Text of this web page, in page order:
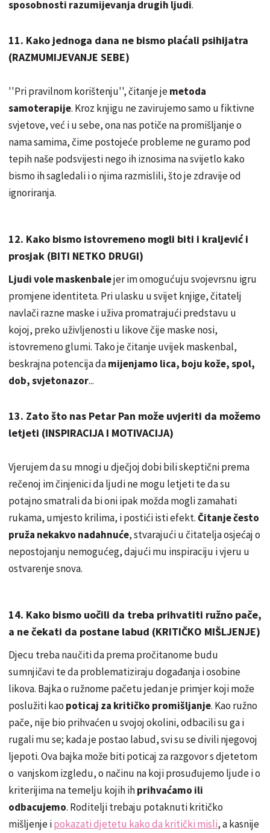
sposobnosti razumijevanja drugih ljudi.
11. Kako jednoga dana ne bismo plaćali psihijatra
(RAZMUMIJEVANJE SEBE)
''Pri pravilnom korištenju'', čitanje jemetoda
samoterapije. Kroz knjigu ne zavirujemo samo u fiktivne
svjetove, već i u sebe, ona nas potiče na promišljanje o
nama samima, čime postojeće probleme ne guramo pod
tepih naše podsvijesti nego ih iznosima na svijetlo kako
bismo ih sagledali i o njima razmislili, što je zdravije od
ignoriranja.
12. Kako bismo istovremeno mogli biti i kraljević i
prosjak (BITI NETKO DRUGI)
Ljudi vole maskenbalejer im omogućuju svojevrsnu igru
promjene identiteta. Pri ulasku u svijet knjige, čitatelj
navlači razne maske i uživa promatrajući predstavu u
kojoj, preko uživljenosti u likove čije maske nosi,
istovremeno glumi. Tako je čitanje uvijek maskenbal,
beskrajna potencija damijenjamo lica, boju kože, spol,
dob, svjetonazor...
13. Zato što nas Petar Pan može uvjeriti da možemo
letjeti (INSPIRACIJA I MOTIVACIJA)
Vjerujem da su mnogi u dječjoj dobi bili skeptični prema
rečenoj im činjenici da ljudi ne mogu letjeti te da su
potajno smatrali da bi oni ipak možda mogli zamahati
rukama, umjesto krilima, i postići isti efekt.Čitanje često
pruža nekakvo nadahnuće, stvarajući u čitatelja osjećaj o
nepostojanju nemogućeg, dajući mu inspiraciju i vjeru u
ostvarenje snova.
14. Kako bismo uočili da treba prihvatiti ružno pače,
a ne čekati da postane labud (KRITIČKO MIŠLJENJE)
Djecu treba naučiti da prema pročitanome budu
sumnjičavi te da problematiziraju događanja i osobine
likova. Bajka o ružnome pačetu jedan je primjer koji može
poslužiti kao poticaj za kritičko promišljanje. Kao ružno
pače, nije bio prihvaćen u svojoj okolini, odbacili su ga i
rugali mu se; kada je postao labud, svi su se divili njegovoj
ljepoti. Ova bajka može biti poticaj za razgovor s djetetom
o vanjskom izgledu, o načinu na koji prosuđujemo ljude i o
kriterijima na temelju kojih ihprihvaćamo ili
odbacujemo. Roditelji trebaju potaknuti kritičko
mišljenje ipokazati djetetu kako da kritički misli, a kasnije